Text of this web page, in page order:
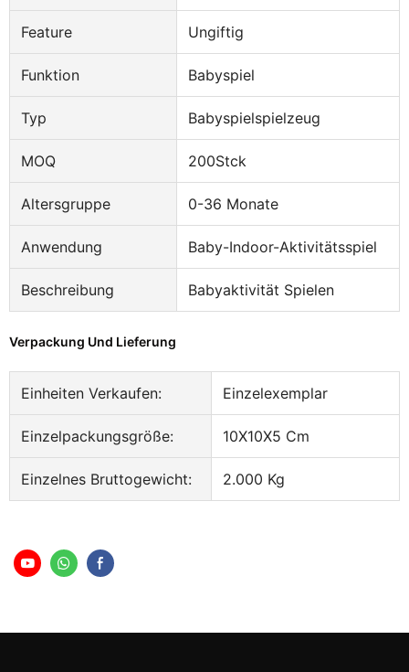
Feature Ungiftig
Funktion Babyspiel
Typ Babyspielspielzeug
MOQ 200Stck
Altersgruppe 0-36 Monate
Anwendung Baby-Indoor-Aktivitätsspiel
Beschreibung Babyaktivität Spielen
Verpackung Und Lieferung
Einheiten Verkaufen: Einzelexemplar
Einzelpackungsgröße: 10X10X5 Cm
Einzelnes Bruttogewicht: 2.000 Kg